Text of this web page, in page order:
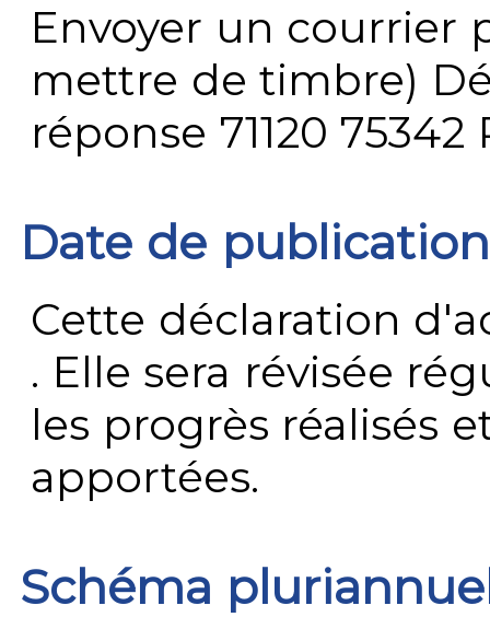
Envoyer un courrier
mettre de timbre)
réponse 71120 75342
Date de publication
Cette déclaration
. Elle sera révisée
les progrès réalisés
apportées.
Schéma